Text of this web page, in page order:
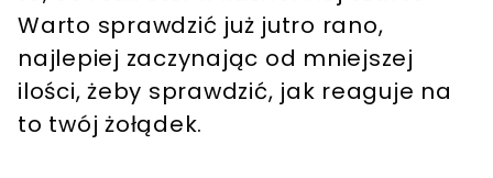
Warto sprawdzić już jutro rano,
najlepiej zaczynając od mniejszej
ilości, żeby sprawdzić, jak reaguje na
to twój żołądek.